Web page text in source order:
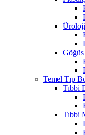
Göğüs
Temel Tıp
Tıbbi
Tıbbi